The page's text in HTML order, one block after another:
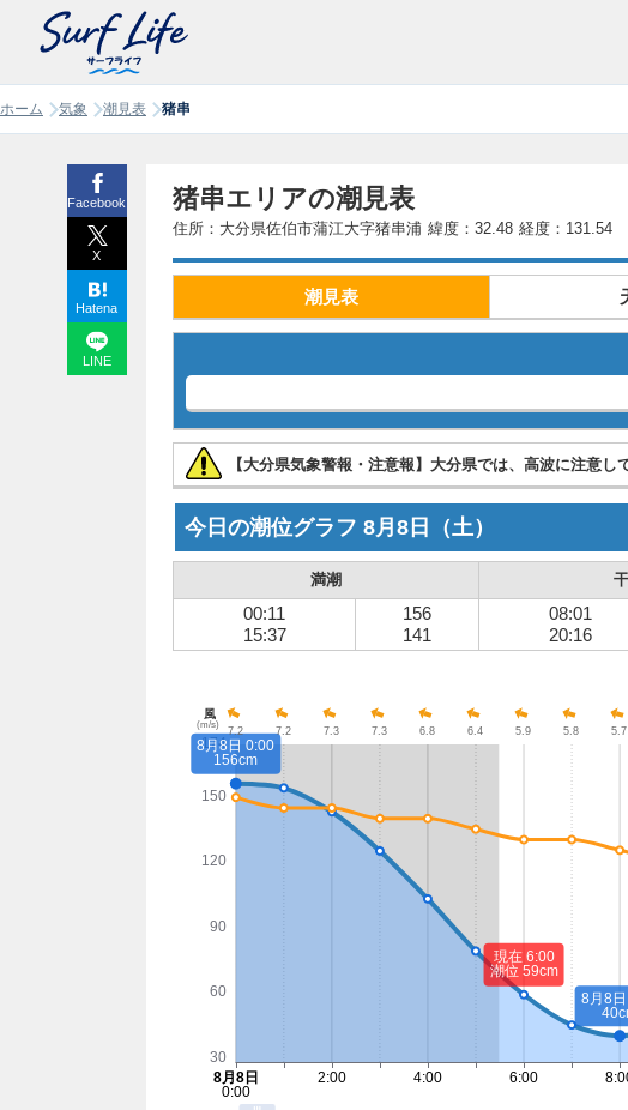
ホーム 気象 潮見表 猪串
猪串エリアの潮見表
住所：大分県佐伯市蒲江大字猪串浦 緯度：32.48 経度：131.54
潮見表
【大分県気象警報・注意報】大分県では、高波に注意し
今日の潮位グラフ 8月8日 （土）
満潮
00:11
15:37
156
141
08:01
20:16
Facebook
X
Hatena
LINE